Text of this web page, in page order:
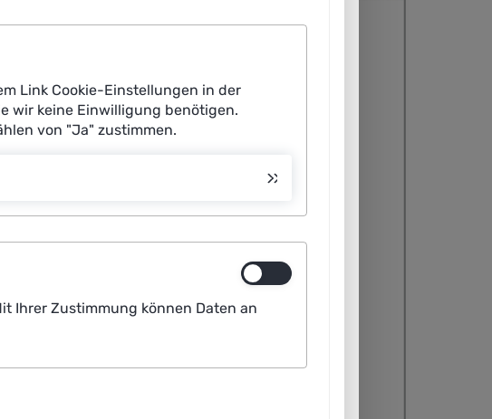
Link Cookie-Einstellungen in der
wir keine Einwilligung benötigen.
von "Ja" zustimmen.
Ihrer Zustimmung können Daten an